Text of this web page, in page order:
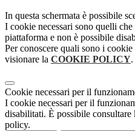
In questa schermata è possibile
I cookie necessari sono quelli
piattaforma e non è possibile
Per conoscere quali sono i
visionare la COOKIE POLICY.
Cookie necessari per il
I cookie necessari per il
disabilitati. È possibile
policy.